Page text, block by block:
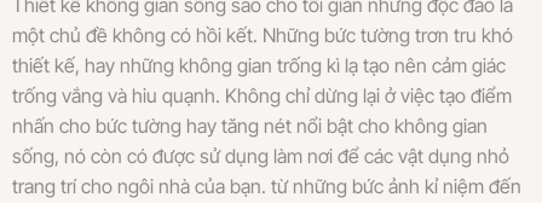
Thiết kế không gian sống sao cho tối giản nhưng độc đáo là
một chủ đề không có hồi kết. Những bức tường trơn tru khó
thiết kế, hay những không gian trống kì lạ tạo nên cảm giác
trống vắng và hiu quạnh. Không chỉ dừng lại ở việc tạo điểm
nhấn cho bức tường hay tăng nét nổi bật cho không gian
sống, nó còn có được sử dụng làm nơi để các vật dụng nhỏ
trang trí cho ngôi nhà của bạn. từ những bức ảnh kỉ niệm đến